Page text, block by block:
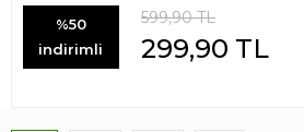
%50
indirimli
599,90TL
299,90 TL